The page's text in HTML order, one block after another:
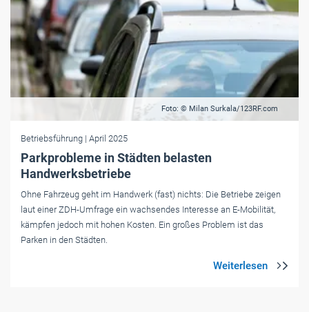
Foto: © Milan Surkala/123RF.com
Betriebsführung | April 2025
Parkprobleme in Städten belasten
Handwerksbetriebe
Ohne Fahrzeug geht im Handwerk (fast) nichts: Die Betriebe zeigen
laut einer ZDH-Umfrage ein wachsendes Interesse an E-Mobilität,
kämpfen jedoch mit hohen Kosten. Ein großes Problem ist das
Parken in den Städten.